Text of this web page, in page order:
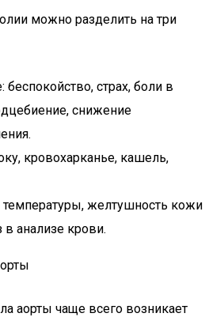
можно разделить на три
страх, боли в
снижение
кровохарканье, кашель,
желтушность кожи
в анализе крови.
аорты чаще всего возникает